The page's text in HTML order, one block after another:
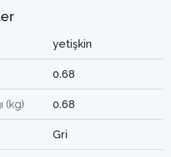
yetişkin
0.68
(kg) 0.68
Gri